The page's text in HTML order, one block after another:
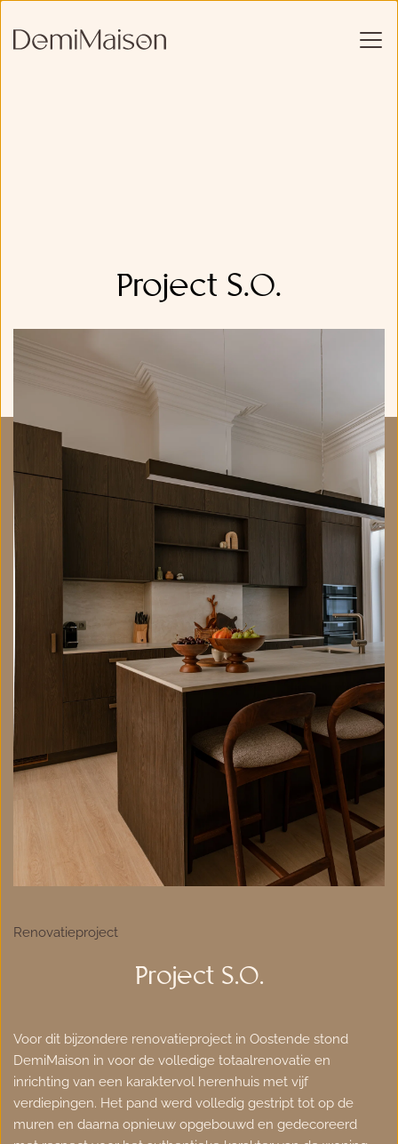
Project S.O.
Renovatieproject
Project S.O.
Voor dit bijzondere renovatieproject in Oostende stond
DemiMaison in voor de volledige totaalrenovatie en
inrichting van een karaktervol herenhuis met vijf
verdiepingen. Het pand werd volledig gestript tot op de
muren en daarna opnieuw opgebouwd en gedecoreerd